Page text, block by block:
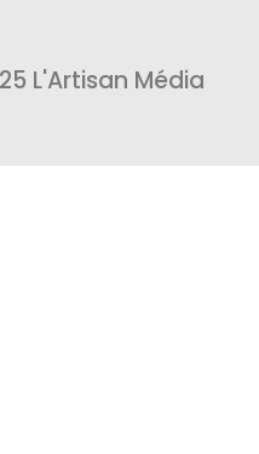
L'Artisan Média